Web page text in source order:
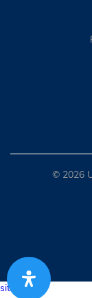
© 2026
situs togel